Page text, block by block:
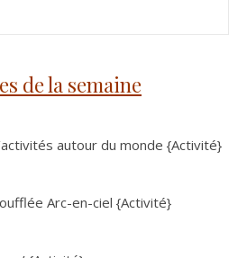
de la semaine
autour du monde {Activité}
Arc-en-ciel {Activité}